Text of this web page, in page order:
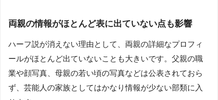
両親の情報がほとんど表に出ていない点も影響
ハーフ説が消えない理由として、両親の詳細なプロフィ
ールがほとんど出ていないことも大きいです。父親の職
業や顔写真、母親の若い頃の写真などは公表されておら
ず、芸能人の家族としてはかなり情報が少ない部類に入